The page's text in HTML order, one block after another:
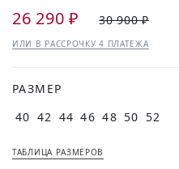
26 290 ₽ 30 900 ₽
ИЛИ В РАССРОЧКУ 4 ПЛАТЕЖА
РАЗМЕР
40 42 44 46 48 50 52
ТАБЛИЦА РАЗМЕРОВ